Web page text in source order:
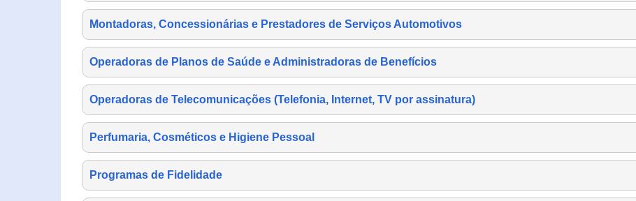
Montadoras, Concessionárias e Prestadores de Serviços Automotivos
Operadoras de Planos de Saúde e Administradoras de Benefícios
Operadoras de Telecomunicações (Telefonia, Internet, TV por assinatura)
Perfumaria, Cosméticos e Higiene Pessoal
Programas de Fidelidade